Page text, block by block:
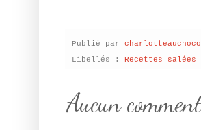
Publié par
Libellés :
Recettes salées
Aucun